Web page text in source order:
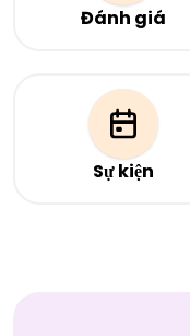
Đánh giá
và nhiều nền tảng khác
trong một trang.
Sự kiện